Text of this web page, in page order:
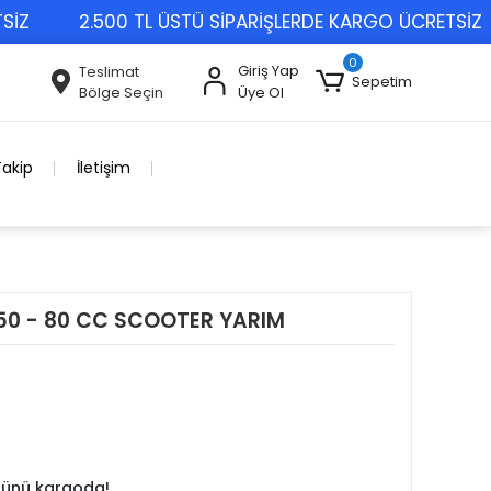
2.500 TL ÜSTÜ SİPARİŞLERDE KARGO ÜCRETSİZ
Teslimat
Bölge Seçin
Giriş Yap
Üye Ol
0
Sepetim
İletişim
- 80 CC SCOOTER YARIM